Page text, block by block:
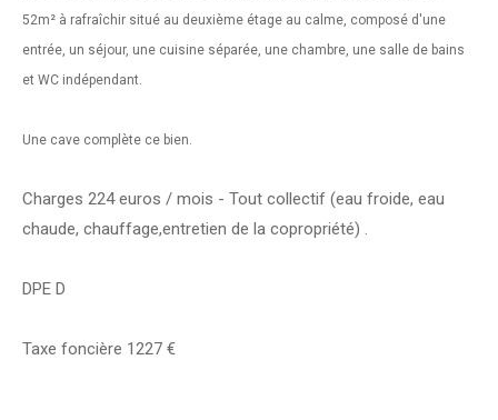
52m² à rafraîchir situé au deuxième étage au calme, composé d'une
entrée, un séjour, une cuisine séparée, une chambre, une salle de bains
et WC indépendant.
Une cave complète ce bien.
Charges 224 euros / mois - Tout collectif (eau froide, eau
chaude, chauffage,entretien de la copropriété) .
DPE D
Taxe foncière 1227 €